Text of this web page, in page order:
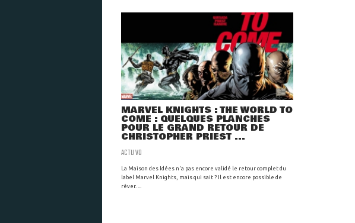
MARVEL KNIGHTS : THE WORLD TO
COME : QUELQUES PLANCHES
POUR LE GRAND RETOUR DE
CHRISTOPHER PRIEST ...
ACTU VO
La Maison des Idées n'a pas encore validé le retour complet du
label Marvel Knights, mais qui sait ? Il est encore possible de
rêver. ...